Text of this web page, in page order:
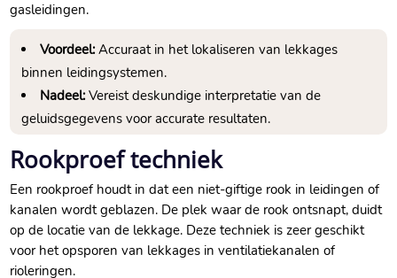
gasleidingen.​
Voordeel:Accuraat in het lokaliseren van lekkages
binnen leidingsystemen.​
Nadeel:Vereist deskundige interpretatie van de
geluidsgegevens voor accurate resultaten.​
Rookproef techniek
Een rookproef houdt in dat een niet-giftige rook in leidingen of
kanalen wordt geblazen.​ De plek waar de rook ontsnapt, duidt
op de locatie van de lekkage.​ Deze techniek is zeer geschikt
voor het opsporen van lekkages in ventilatiekanalen of
rioleringen.​